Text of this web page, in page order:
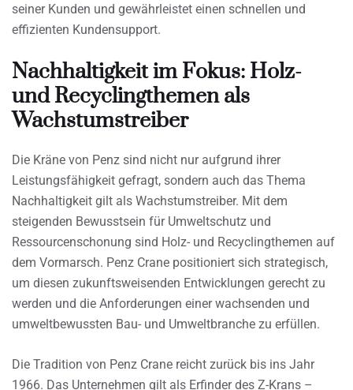
seiner Kunden und gewährleistet einen schnellen und
effizienten Kundensupport.
Nachhaltigkeit im Fokus: Holz-
und Recyclingthemen als
Wachstumstreiber
Die Kräne von Penz sind nicht nur aufgrund ihrer
Leistungsfähigkeit gefragt, sondern auch das Thema
Nachhaltigkeit gilt als Wachstumstreiber. Mit dem
steigenden Bewusstsein für Umweltschutz und
Ressourcenschonung sind Holz- und Recyclingthemen auf
dem Vormarsch. Penz Crane positioniert sich strategisch,
um diesen zukunftsweisenden Entwicklungen gerecht zu
werden und die Anforderungen einer wachsenden und
umweltbewussten Bau- und Umweltbranche zu erfüllen.
Die Tradition von Penz Crane reicht zurück bis ins Jahr
1966. Das Unternehmen gilt als Erfinder des Z-Krans –